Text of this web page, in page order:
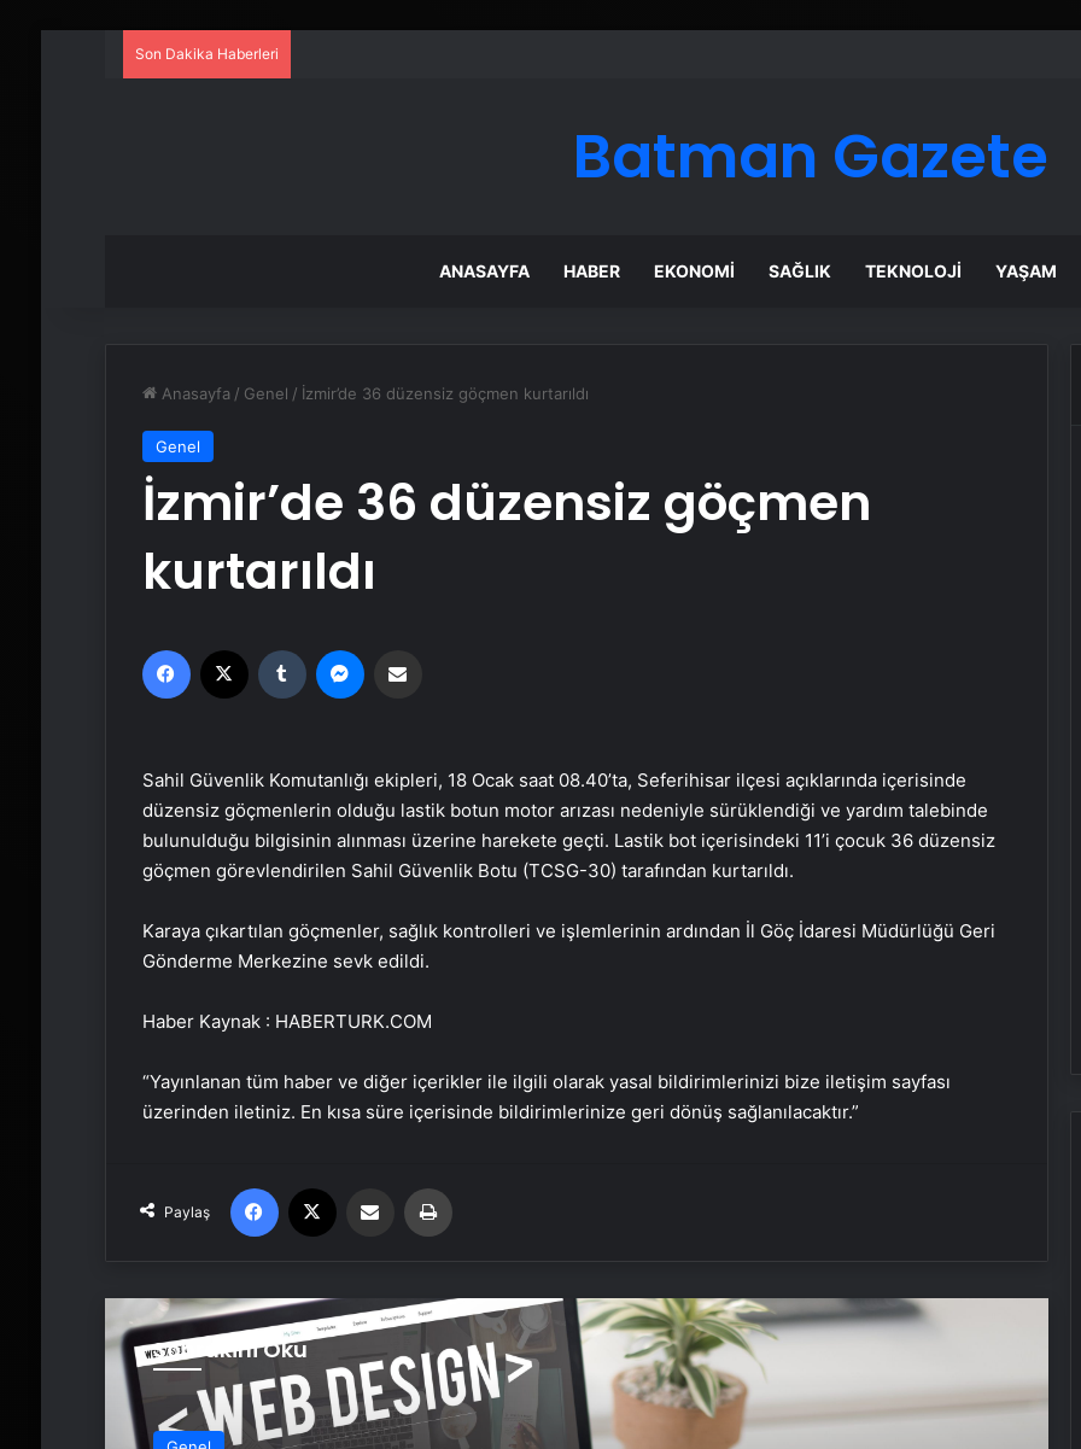
Son Dakika Haberleri
Batman Gazete
ANASAYFA HABER EKONOMI SAĞLIK TEKNOLOJI YAŞAM
Anasayfa / Genel / İzmir’de 36 düzensiz göçmen kurtarıldı
Genel
İzmir’de 36 düzensiz göçmen
kurtarıldı
Facebook Tumblr
Sahil Güvenlik Komutanlığı ekipleri, 18 Ocak saat 08.40’ta, Seferihisar ilçesi açıklarında içerisinde
düzensiz göçmenlerin olduğu lastik botun motor arızası nedeniyle sürüklendiği ve yardım talebinde
bulunulduğu bilgisinin alınması üzerine harekete geçti. Lastik bot içerisindeki 11’i çocuk 36 düzensiz
göçmen görevlendirilen Sahil Güvenlik Botu (TCSG-30) tarafından kurtarıldı.
Karaya çıkartılan göçmenler, sağlık kontrolleri ve işlemlerinin ardından İl Göç İdaresi Müdürlüğü Geri
Gönderme Merkezine sevk edildi.
Haber Kaynak : HABERTURK.COM
“Yayınlanan tüm haber ve diğer içerikler ile ilgili olarak yasal bildirimlerinizi bize iletişim sayfası
üzerinden iletiniz. En kısa süre içerisinde bildirimlerinize geri dönüş sağlanılacaktır.”
Paylaş
Facebook Email'den paylaş
Sonrakini Oku
Önemi
Yeni Dünya Düzensizliği Çağında
Türk Dış Politikası ve Hakan Fidan
Faktörü